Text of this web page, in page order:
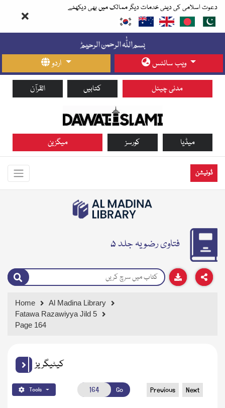
دعوت اسلامی کی دینی خدمات دیگر ممالک میں بھی دیکھئے
اردو ویب سائٹس
القرآن کتابیں مدنی چینل
میگزین کورسز میڈیا
ڈونیشن
فتاوی رضویہ جلد ۵
Home
Al Madina Library
Fatawa Razawiyya Jild 5
Page 164
کیٹیگریز
Tools Go Previous Next